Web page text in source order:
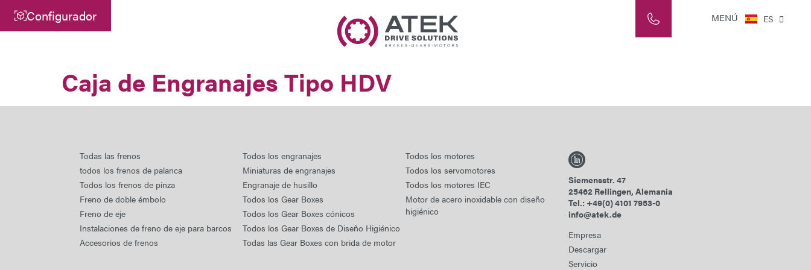
Siemensstraße 47
Nombre
Nombre de la Empresa
Correo Electrónico
Mensaje
Configurador MENÚ ES
IT
Caja de Engranajes Tipo HDV
Todas las frenos
todos los frenos de palanca
Todos los frenos de pinza
Freno de doble émbolo
Freno de eje
Instalaciones de freno de eje para barcos
Accesorios de frenos
Todos los engranajes
Miniaturas de engranajes
Engranaje de husillo
Todos los Gear Boxes
Todos los Gear Boxes cónicos
Todos los Gear Boxes de Diseño Higiénico
Todas las Gear Boxes con brida de motor
Todos los motores
Todos los servomotores
Todos los motores IEC
Motor de acero inoxidable con diseño
higiénico
Siemensstr. 47
25462 Rellingen, Alemania
Tel.: +49(0) 4101 7953-0
info@atek.de
Empresa
Descargar
Servicio